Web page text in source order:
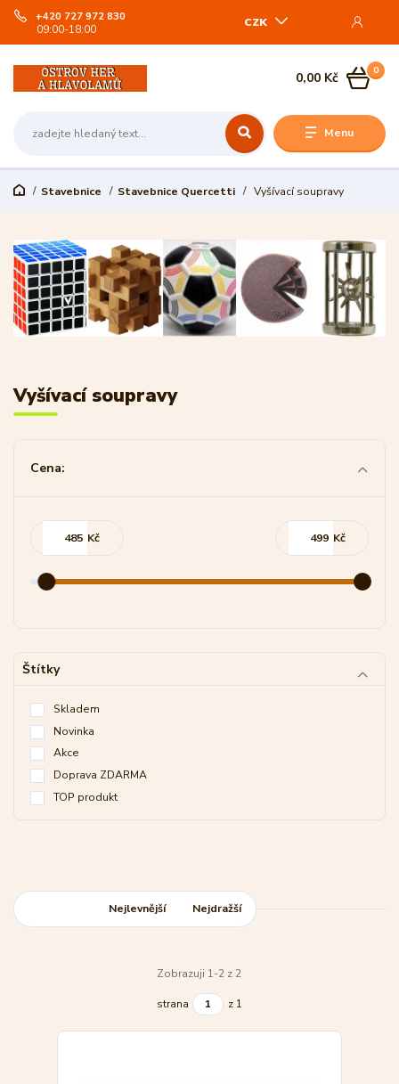
Menu
CZK
+420 727 972 830
09:00-18:00
0
0,00 Kč
Stavebnice Stavebnice Quercetti Vyšívací soupravy
Vyšívací soupravy
Cena:
Kč Kč
Štítky
Skladem
Novinka
Akce
Doprava ZDARMA
TOP produkt
Nejlevnější Nejdražší
Zobrazuji 1-2 z 2
strana z 1